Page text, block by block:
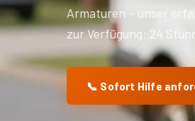
Armaturen – unser
zur Verfügung: 24
📞 Sofort Hilfe